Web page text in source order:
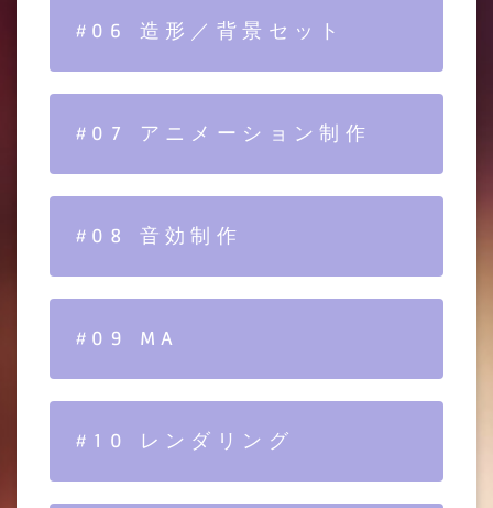
#06 造形／背景セット
#07 アニメーション制作
#08 音効制作
#09 MA
#10 レンダリング